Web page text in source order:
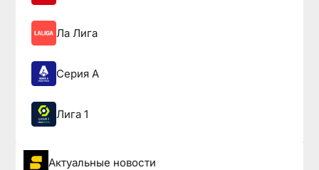
Ла Лига
Серия А
Лига 1
Актуальные новости